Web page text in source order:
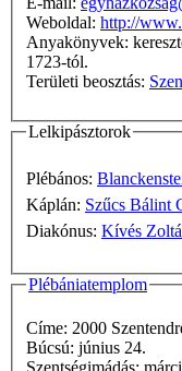
Weboldal: http://
Anyakönyvek: kereszteltek 1705-től, házasultak és halottak
1723-tól.
Területi beosztás:
Lelkipásztorok
Plébános:
Káplán: Szűcs Bálint
Diakónus: Kívés
Plébániatemplom
Címe: 2000
Búcsú: június 24.